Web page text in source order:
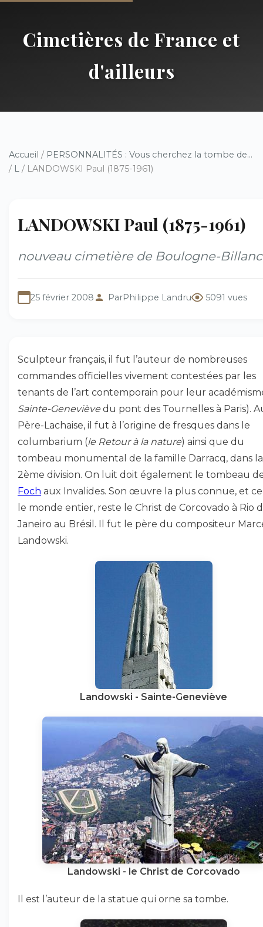
Cimetières de France et
d'ailleurs
Accueil / PERSONNALITÉS : Vous cherchez la tombe de...
/ L / LANDOWSKI Paul (1875-1961)
LANDOWSKI Paul (1875-1961)
nouveau cimetière de Boulogne-
25 février 2008 ParPhilippe Landru 5091 vues
Sculpteur français, il fut l’auteur de nombreuses
commandes officielles vivement contestées par les
tenants de l’art contemporain pour leur
Sainte-Geneviève du pont des Tournelles à Paris).
Père-Lachaise, il fut à l’origine de fresques dans le
columbarium (le Retour à la nature) ainsi que du
tombeau monumental de la famille Darracq, dans la
2ème division. On luit doit également le tombeau
Foch aux Invalides. Son œuvre la plus connue, et
le monde entier, reste le Christ de Corcovado à Rio
Janeiro au Brésil. Il fut le père du compositeur
Landowski.
Landowski - Sainte-Geneviève
Landowski - le Christ de Corcovado
Il est l’auteur de la statue qui orne sa tombe.